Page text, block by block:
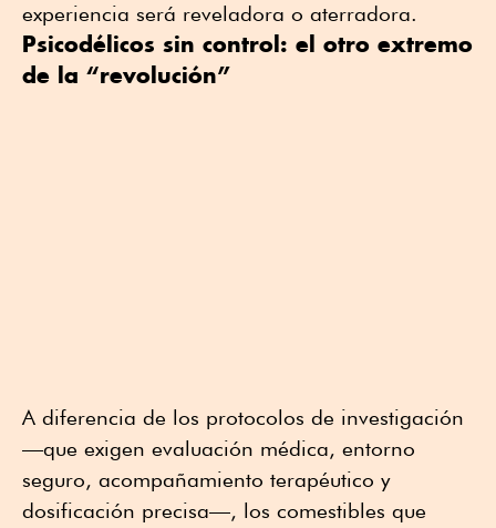
experiencia será reveladora o aterradora.
Psicodélicos sin control: el otro extremo
de la “revolución”
A diferencia de los protocolos de investigación
—que exigen evaluación médica, entorno
seguro, acompañamiento terapéutico y
dosificación precisa—, los comestibles que